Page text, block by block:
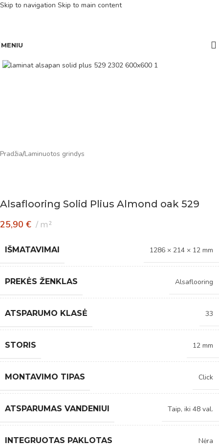
Skip to navigation Skip to main content
MENIU
Pradžia/Laminuotos grindys
Alsaflooring Solid Plius Almond oak 529
25,90 € m²
IŠMATAVIMAI 1286 × 214 × 12 mm
PREKĖS ŽENKLAS Alsaflooring
ATSPARUMO KLASĖ 33
STORIS 12 mm
MONTAVIMO TIPAS Click
ATSPARUMAS VANDENIUI Taip, iki 48 val.
INTEGRUOTAS PAKLOTAS Nėra